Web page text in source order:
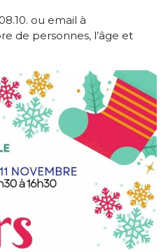
ou email à
de personnes, l’âge et